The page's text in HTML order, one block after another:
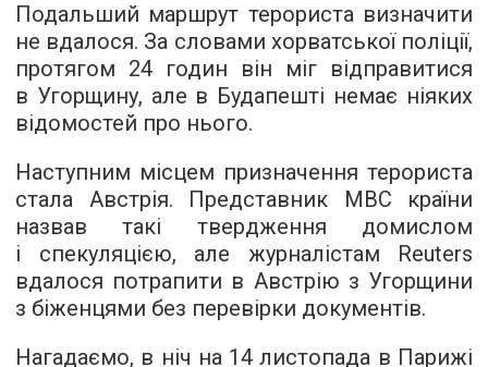
Подальший маршрут терориста визначити
не вдалося. За словами хорватської поліції,
протягом 24 годин він міг відправитися
в Угорщину, але в Будапешті немає ніяких
відомостей про нього.
Наступним місцем призначення терориста
стала Австрія. Представник МВС країни
назвав такі твердження домислом
і спекуляцією, але журналістам Reuters
вдалося потрапити в Австрію з Угорщини
з біженцями без перевірки документів.
Нагадаємо, в ніч на 14 листопада в Парижі